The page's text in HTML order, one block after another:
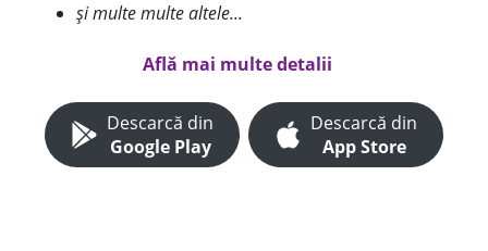
și multe multe altele...
Află mai multe detalii
Descarcă din
Google Play
Descarcă din
App Store